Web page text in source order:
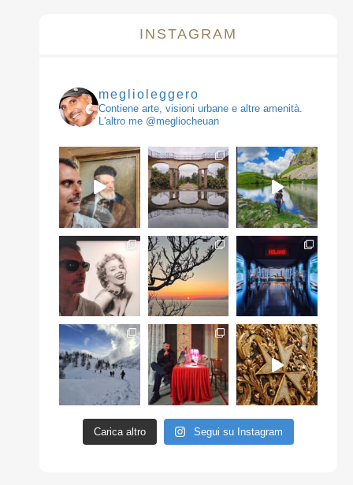
INSTAGRAM
meglioleggero
Contiene arte, visioni urbane e altre amenità.
L'altro me @megliocheuan
Carica altro Segui su Instagram